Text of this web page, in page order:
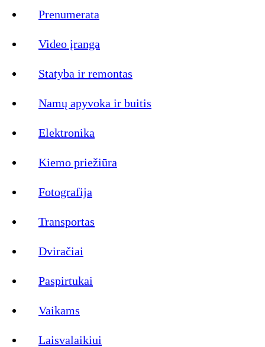
Prenumerata
Video įranga
Statyba ir remontas
Namų apyvoka ir buitis
Elektronika
Kiemo priežiūra
Fotografija
Transportas
Dviračiai
Paspirtukai
Vaikams
Laisvalaikiui